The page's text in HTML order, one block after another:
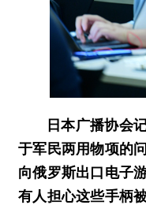
日本广播协会
于军民两用物项的
向俄罗斯出口电子
有人担心这些手柄